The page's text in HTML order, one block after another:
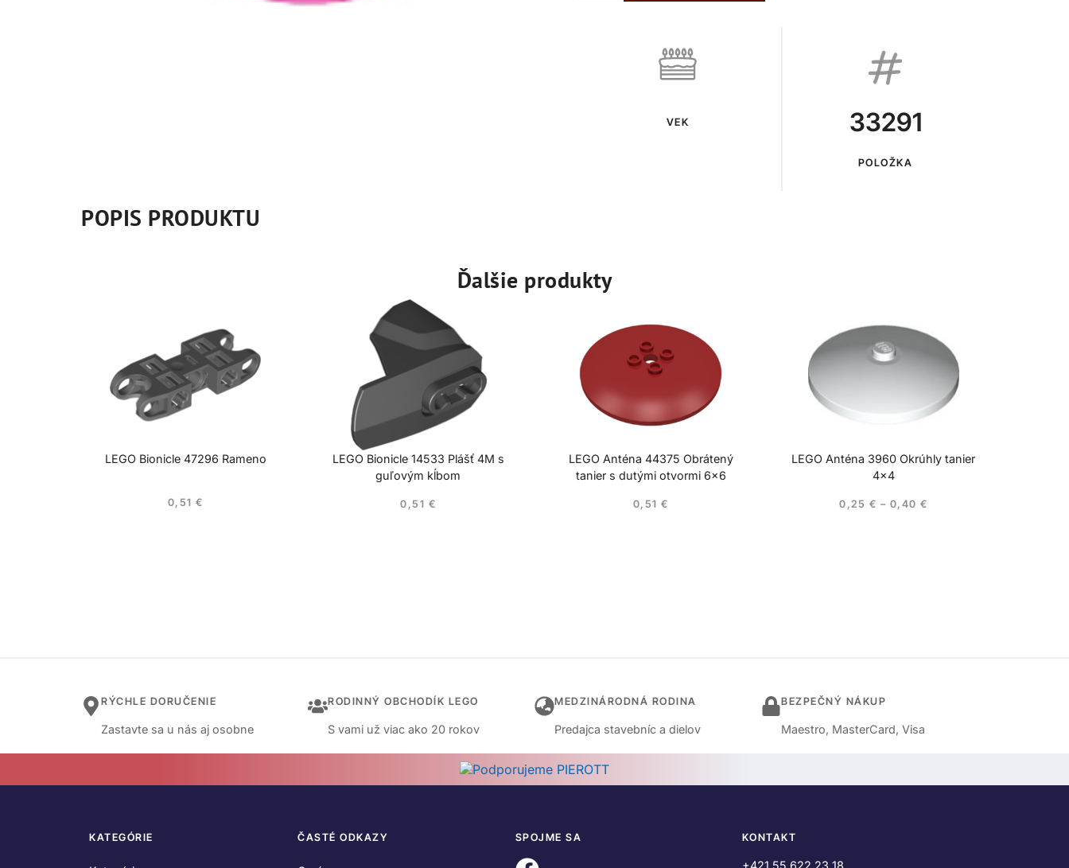
VEK 33291
POLOŽKA
POPIS PRODUKTU
Ďalšie produkty
LEGO Bionicle 47296 Rameno
0,51€
LEGO Bionicle 14533 Plášť 4M s
guľovým kĺbom
0,51 €
LEGO Anténa 44375 Obrátený
tanier s dutými otvormi 6×6
0,51€
LEGO Anténa 3960 Okrúhly tanier
4×4
0,25 € – 0,40 €
RÝCHLE DORUČENIE
Zastavte sa u nás aj osobne
RODINNÝ OBCHODÍK LEGO
S vami už viac ako 20 rokov
MEDZINÁRODNÁ RODINA
Predajca stavebníc a dielov
BEZPEČNÝ NÁKUP
Maestro, MasterCard, Visa
KATEGÓRIE ČASTÉ ODKAZY SPOJME SA KONTAKT
+421 55 622 23 18